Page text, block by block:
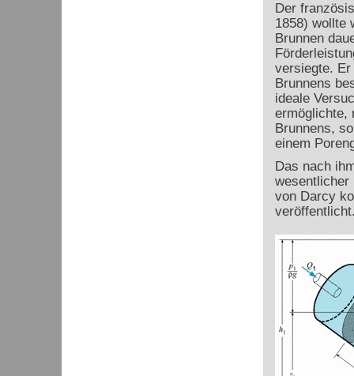
Der
1858) wollte
Brunnen
versiegte.
Brunnens
ideale
ermöglichte,
Brunnens,
einem
Das nach
wesentlicher
von Darcy